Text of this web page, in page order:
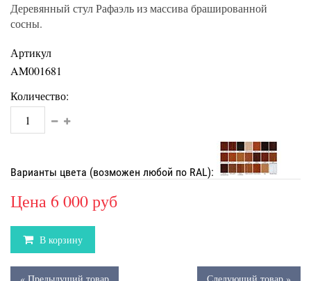
Деревянный стул Рафаэль из массива брашированной
сосны.
Артикул
AM001681
Количество:
Варианты цвета (возможен любой по RAL):
Цена6 000 руб
В корзину